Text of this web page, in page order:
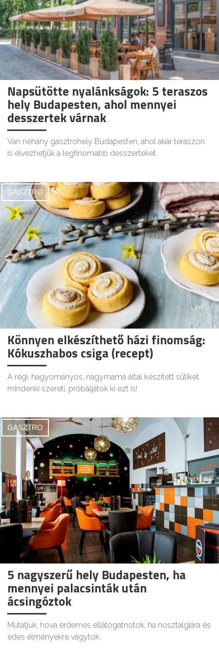
Napsütötte nyalánkságok: 5 teraszos
hely Budapesten, ahol mennyei
desszertek várnak
Van néhány gasztrohely Budapesten, ahol akár teraszon
is élvezhetjük a legfinomabb desszerteket.
GASZTRO
Könnyen elkészíthető házi finomság:
Kókuszhabos csiga (recept)
A régi, hagyományos, nagymama által készített sütiket
mindenki szereti, próbáljátok ki ezt is!
GASZTRO
5 nagyszerű hely Budapesten, ha
mennyei palacsinták után
ácsingóztok
Mutatjuk, hova érdemes ellátogatnotok, ha nosztalgiára és
édes élményekre vágytok.